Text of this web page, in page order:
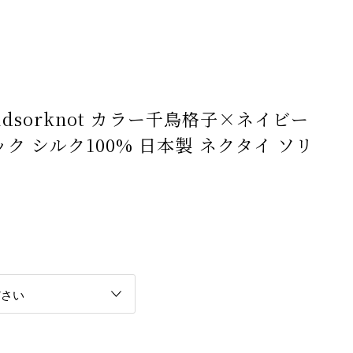
カラー千鳥格子×ネイビー
シルク100% 日本製 ネクタイ ソリ